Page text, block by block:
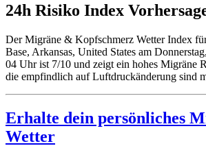
24h Risiko Index
Der Migräne & Kopfschmerz Wetter Index
Base, Arkansas, United States am
04 Uhr ist 7/10 und zeigt ein hohes Migräne
die empfindlich auf Luftdruckänderung sind
Erhalte dein persönliches
Wetter